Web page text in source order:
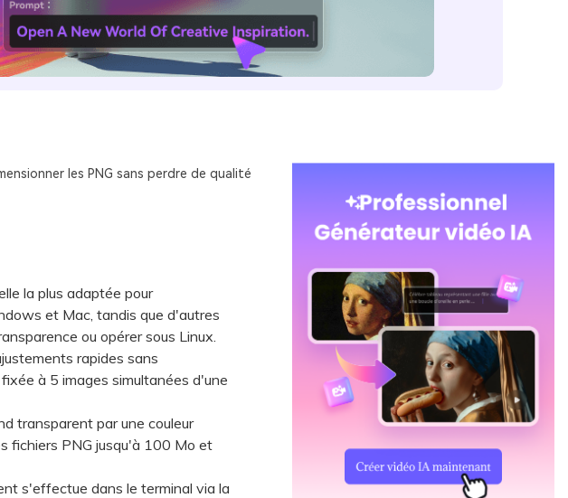
les PNG sans perdre de qualité
la plus adaptée pour
et Mac, tandis que d'autres
ou opérer sous Linux.
rapides sans
à 5 images simultanées d'une
transparent par une couleur
fichiers PNG jusqu'à 100 Mo et
s'effectue dans le terminal via la